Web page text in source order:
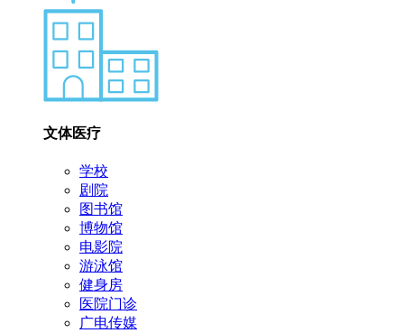
文体医疗
学校
剧院
图书馆
博物馆
电影院
游泳馆
健身房
医院门诊
广电传媒